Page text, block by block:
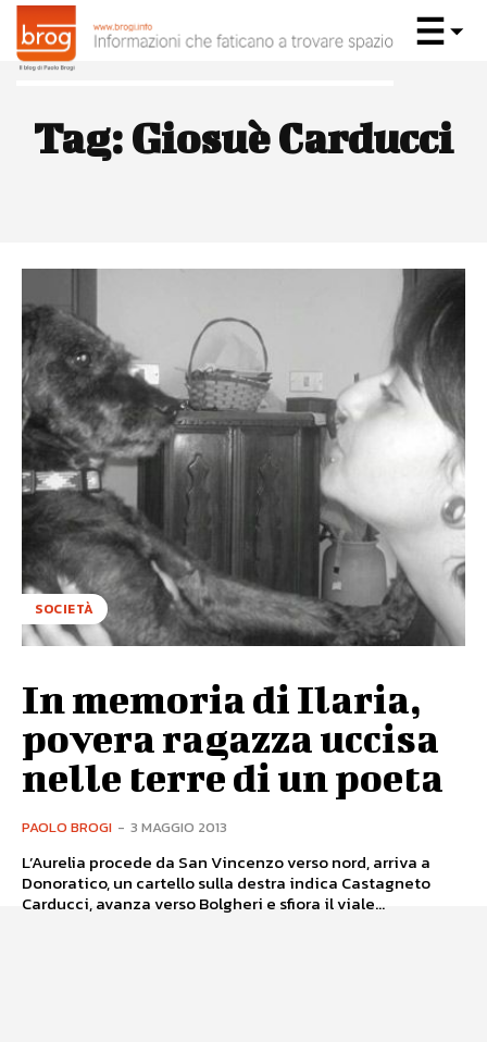
Tag: Giosuè Carducci
SOCIETÀ
In memoria di Ilaria,
povera ragazza uccisa
nelle terre di un poeta
PAOLO BROGI - 3 MAGGIO 2013
L’Aurelia procede da San Vincenzo verso nord, arriva a
Donoratico, un cartello sulla destra indica Castagneto
Carducci, avanza verso Bolgheri e sfiora il viale...